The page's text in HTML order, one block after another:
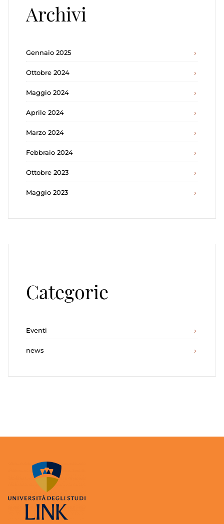
Archivi
Gennaio 2025
Ottobre 2024
Maggio 2024
Aprile 2024
Marzo 2024
Febbraio 2024
Ottobre 2023
Maggio 2023
Categorie
Eventi
news